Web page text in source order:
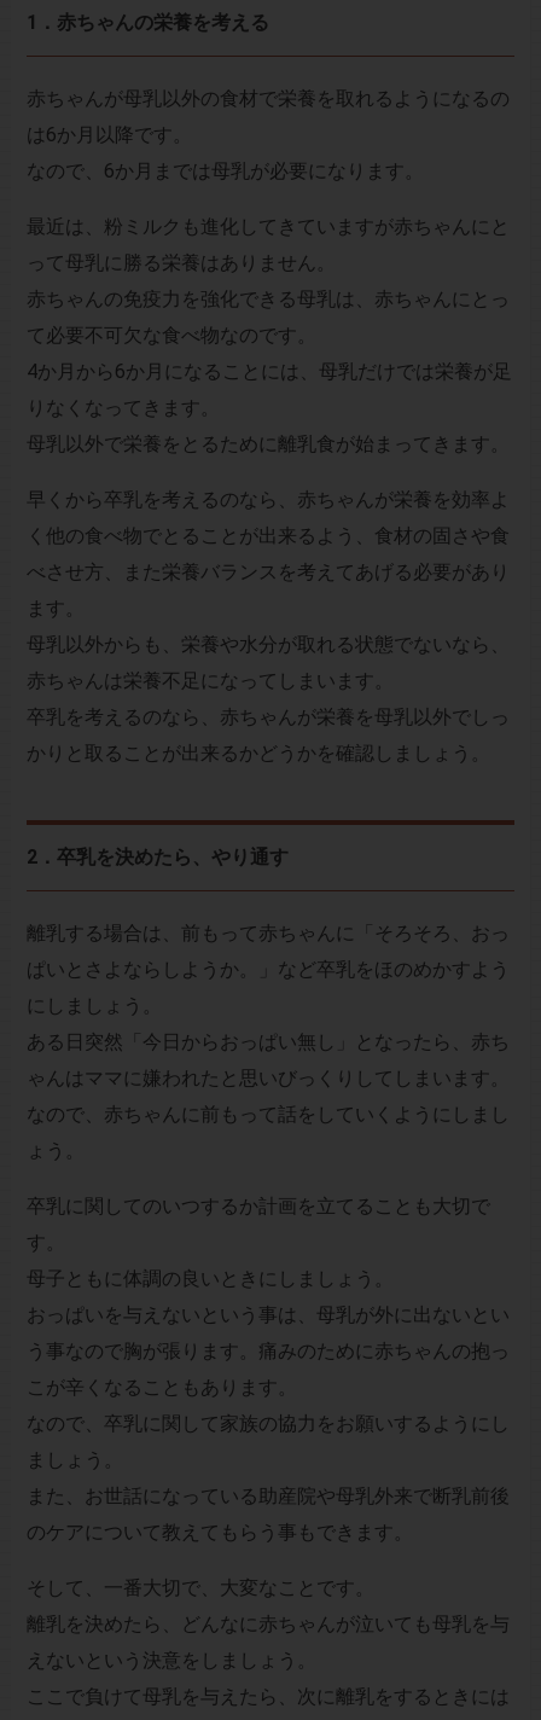
1．赤ちゃんの栄養を考える
赤ちゃんが母乳以外の食材で栄養を取れるようになるの
は6か月以降です。
なので、6か月までは母乳が必要になります。
最近は、粉ミルクも進化してきていますが赤ちゃんにと
って母乳に勝る栄養はありません。
赤ちゃんの免疫力を強化できる母乳は、赤ちゃんにとっ
て必要不可欠な食べ物なのです。
4か月から6か月になることには、母乳だけでは栄養が足
りなくなってきます。
母乳以外で栄養をとるために離乳食が始まってきます。
早くから卒乳を考えるのなら、赤ちゃんが栄養を効率よ
く他の食べ物でとることが出来るよう、食材の固さや食
べさせ方、また栄養バランスを考えてあげる必要があり
ます。
母乳以外からも、栄養や水分が取れる状態でないなら、
赤ちゃんは栄養不足になってしまいます。
卒乳を考えるのなら、赤ちゃんが栄養を母乳以外でしっ
かりと取ることが出来るかどうかを確認しましょう。
2．卒乳を決めたら、やり通す
離乳する場合は、前もって赤ちゃんに「そろそろ、おっ
ぱいとさよならしようか。」など卒乳をほのめかすよう
にしましょう。
ある日突然「今日からおっぱい無し」となったら、赤ち
ゃんはママに嫌われたと思いびっくりしてしまいます。
なので、赤ちゃんに前もって話をしていくようにしまし
ょう。
卒乳に関してのいつするか計画を立てることも大切で
す。
母子ともに体調の良いときにしましょう。
おっぱいを与えないという事は、母乳が外に出ないとい
う事なので胸が張ります。痛みのために赤ちゃんの抱っ
こが辛くなることもあります。
なので、卒乳に関して家族の協力をお願いするようにし
ましょう。
また、お世話になっている助産院や母乳外来で断乳前後
のケアについて教えてもらう事もできます。
そして、一番大切で、大変なことです。
離乳を決めたら、どんなに赤ちゃんが泣いても母乳を与
えないという決意をしましょう。
ここで負けて母乳を与えたら、次に離乳をするときには